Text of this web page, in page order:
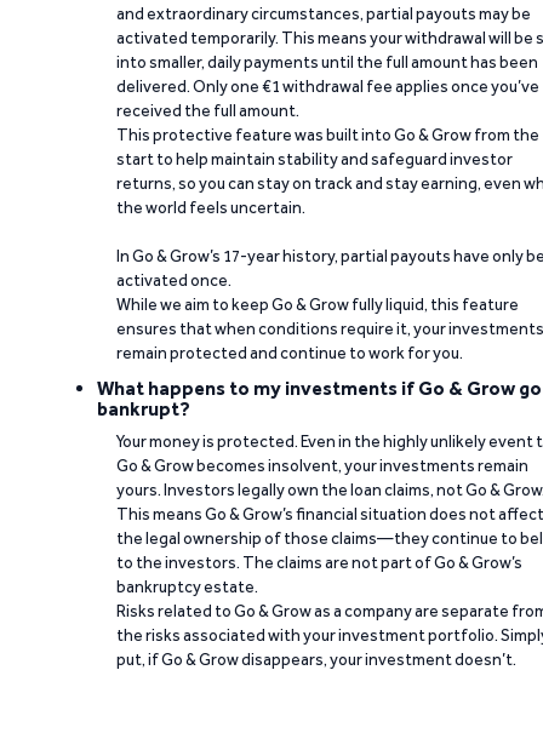
and extraordinary circumstances, partial payouts may be
activated temporarily. This means your withdrawal will be
into smaller, daily payments until the full amount has been
delivered. Only one €1 withdrawal fee applies once you’ve
received the full amount.
This protective feature was built into Go & Grow from the
start to help maintain stability and safeguard investor
returns, so you can stay on track and stay earning, even
the world feels uncertain.
In Go & Grow’s 17-year history, partial payouts have only
activated once.
While we aim to keep Go & Grow fully liquid, this feature
ensures that when conditions require it, your investments
remain protected and continue to work for you.
What happens to my investments if Go & Grow
bankrupt?
Your money is protected. Even in the highly unlikely event
Go & Grow becomes insolvent, your investments remain
yours. Investors legally own the loan claims, not Go &
This means Go & Grow’s financial situation does not affect
the legal ownership of those claims—they continue to
to the investors. The claims are not part of Go & Grow’s
bankruptcy estate.
Risks related to Go & Grow as a company are separate
the risks associated with your investment portfolio.
put, if Go & Grow disappears, your investment doesn’t.